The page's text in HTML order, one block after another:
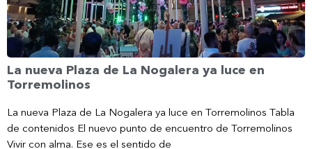
La nueva Plaza de La Nogalera ya luce en
Torremolinos
La nueva Plaza de La Nogalera ya luce en Torremolinos Tabla
de contenidos El nuevo punto de encuentro de Torremolinos
Vivir con alma. Ese es el sentido de